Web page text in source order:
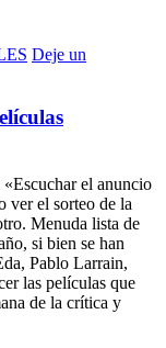
Deje un
el anuncio
ver el sorteo de la
Menuda lista de
si bien se han
Pablo Larrain,
las películas que
de la crítica y